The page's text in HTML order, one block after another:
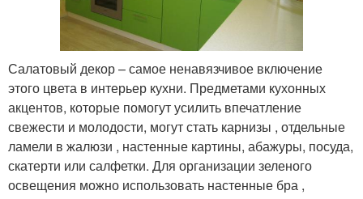
Салатовый декор – самое ненавязчивое включение
этого цвета в интерьер кухни. Предметами кухонных
акцентов, которые помогут усилить впечатление
свежести и молодости, могут стать карнизы , отдельные
ламели в жалюзи , настенные картины, абажуры, посуда,
скатерти или салфетки. Для организации зеленого
освещения можно использовать настенные бра ,